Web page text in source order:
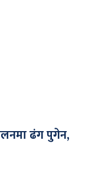
ढंग पुगेन,